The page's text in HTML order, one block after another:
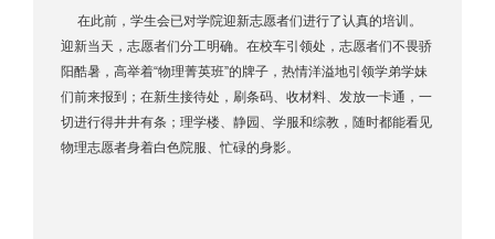
在此前，学生会已对学院迎新志愿者们进行了认真的培训。
迎新当天，志愿者们分工明确。在校车引领处，志愿者们不畏骄
阳酷暑，高举着“物理菁英班”的牌子，热情洋溢地引领学弟学妹
们前来报到；在新生接待处，刷条码、收材料、发放一卡通，一
切进行得井井有条；理学楼、静园、学服和综教，随时都能看见
物理志愿者身着白色院服、忙碌的身影。